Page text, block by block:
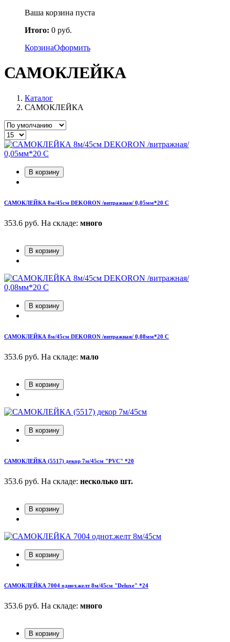
Ваша корзина пуста
Итого: 0 руб.
КорзинаОформить
САМОКЛЕЙКА
Каталог
САМОКЛЕЙКА
В корзину
САМОКЛЕЙКА 8м/45см DEKORON /витражная/ 0,05мм*20 С
353.6 руб. На складе: много
В корзину
В корзину
САМОКЛЕЙКА 8м/45см DEKORON /витражная/ 0,08мм*20 С
353.6 руб. На складе: мало
В корзину
В корзину
САМОКЛЕЙКА (5517) декор 7м/45см "PVC" *20
353.6 руб. На складе: несколько шт.
В корзину
В корзину
САМОКЛЕЙКА 7004 однот.желт 8м/45см "Deluxe" *24
353.6 руб. На складе: много
В корзину